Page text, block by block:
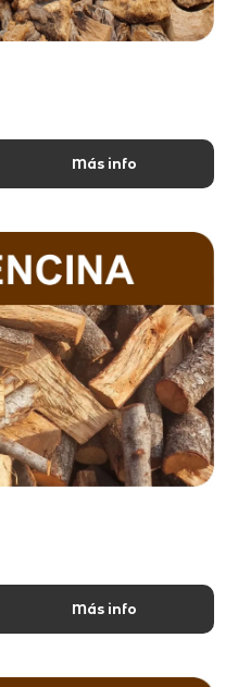
Más info
Más info